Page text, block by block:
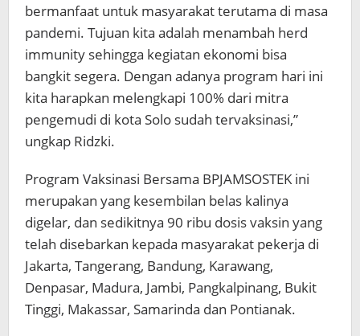
bermanfaat untuk masyarakat terutama di masa
pandemi. Tujuan kita adalah menambah herd
immunity sehingga kegiatan ekonomi bisa
bangkit segera. Dengan adanya program hari ini
kita harapkan melengkapi 100% dari mitra
pengemudi di kota Solo sudah tervaksinasi,”
ungkap Ridzki.
Program Vaksinasi Bersama BPJAMSOSTEK ini
merupakan yang kesembilan belas kalinya
digelar, dan sedikitnya 90 ribu dosis vaksin yang
telah disebarkan kepada masyarakat pekerja di
Jakarta, Tangerang, Bandung, Karawang,
Denpasar, Madura, Jambi, Pangkalpinang, Bukit
Tinggi, Makassar, Samarinda dan Pontianak.